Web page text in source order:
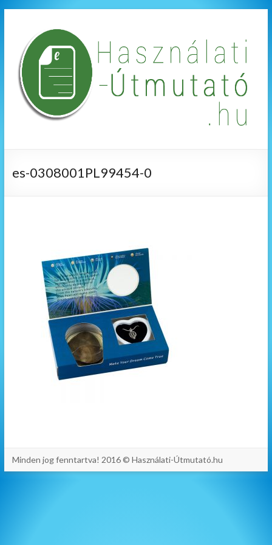
es-0308001PL99454-0
Minden jog fenntartva! 2016 © Használati-Útmutató.hu